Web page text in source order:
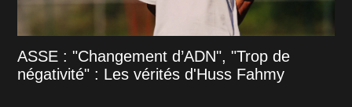
ASSE : "Changement d’ADN", "Trop de
négativité" : Les vérités d'Huss Fahmy